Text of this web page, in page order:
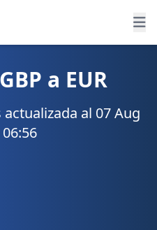
a EUR
al 07 Aug